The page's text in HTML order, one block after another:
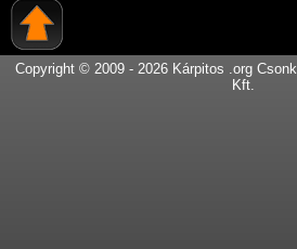
Copyright © 2009 - 2026 Kárpitos .org
Kft.